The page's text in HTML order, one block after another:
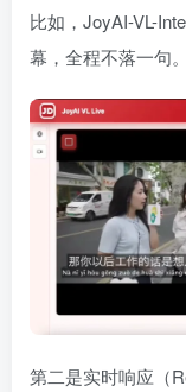
比如，JoyAI-VL-
幕，全程不落一句。
第二是实时响应（